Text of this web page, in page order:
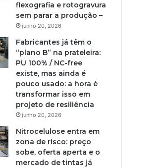
flexografia e rotogravura
sem parar a produção –
junho 20, 2026
Fabricantes já têm o
“plano B” na prateleira:
PU 100% / NC-free
existe, mas ainda é
pouco usado: a hora é
transformar isso em
projeto de resiliência
junho 20, 2026
Nitrocelulose entra em
zona de risco: preço
sobe, oferta aperta e o
mercado de tintas já